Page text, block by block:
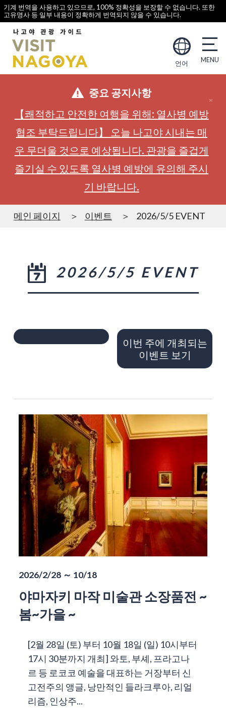
기계 번역을 사용하고 있으므로, 100% 정확성을 보장할 수 없습니다. 또한
고유명사 등 일부 내용이 정확하게 번역되지 않을 수 있습니다.
언어
중요 공지사항
【쾌적하고 안전한 여행을 위해: 열사병 예방
협조 부탁드립니다】 오늘 나고야 시내는 매
우 무더울 것으로 예상됩니다. 관광을 즐겁게
즐기실 수 있도록 열사병 예방에 유의해 주시
기 바랍니다.
메인 페이지 이벤트 2026/5/5 EVENT
2026/5/5 EVENT
이번 주에 개최되는
이벤트 보기
2026/2/28 ～ 10/18
야마자키 마작 미술관 소장품전 ~
봄~가을 ~
[2월 28일 (토) 부터 10월 18일 (일) 10시부터
17시 30분까지 개최] 와토, 부셰, 프라고나
르 등 로코코 예술을 대표하는 거장부터 신
고전주의 앵글, 낭만적인 들라크루아, 리얼
리즘, 인상주...